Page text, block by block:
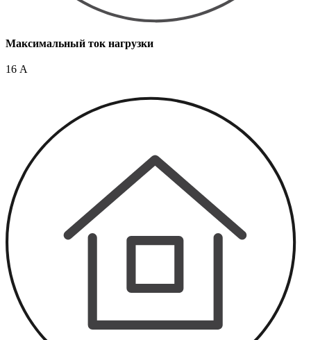
Максимальный ток нагрузки
16 А